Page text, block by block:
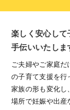
楽しく安心して
手伝いいたしま
ご夫婦やご家庭だ
の子育て支援を行
家族の形も変化し
場所で妊娠や出